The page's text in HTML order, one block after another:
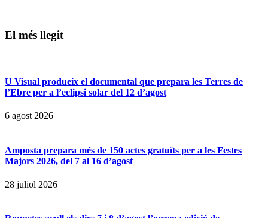
El més llegit
U Visual produeix el documental que prepara les Terres de
l’Ebre per a l’eclipsi solar del 12 d’agost
6 agost 2026
Amposta prepara més de 150 actes gratuïts per a les Festes
Majors 2026, del 7 al 16 d’agost
28 juliol 2026